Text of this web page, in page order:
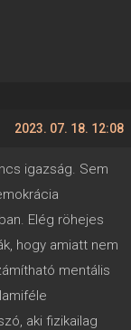
2023. 07. 18. 12:08
igazság. Sem
Elég röhejes
hogy amiatt nem
mentális
aki fizikailag